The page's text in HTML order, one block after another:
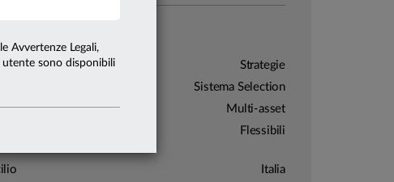
Avvertenze Legali,
sono disponibili
di identità
Strategie
Sistema Selection
Multi-asset
Flessibili
Italia